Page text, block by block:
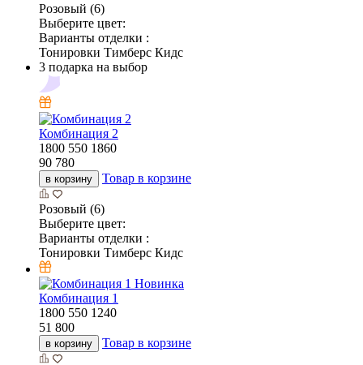
Розовый (6)
Выберите цвет:
Варианты отделки :
Тонировки Тимберс Кидс
3 подарка на выбор
Комбинация 2
1800 550 1860
90 780
в корзину Товар в корзине
Розовый (6)
Выберите цвет:
Варианты отделки :
Тонировки Тимберс Кидс
Новинка
Комбинация 1
1800 550 1240
51 800
в корзину Товар в корзине